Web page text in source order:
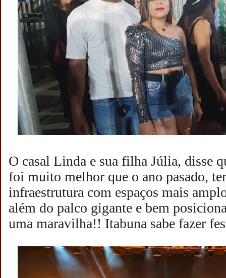
O casal Linda e sua filha Júlia, disse
foi muito melhor que o ano pasado,
infraestrutura com espaços mais
além do palco gigante e bem
uma maravilha!! Itabuna sabe fazer